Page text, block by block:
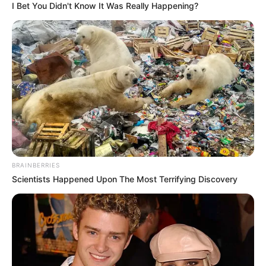
(foto: instagram/jella_h)
Daftar isi
I Bet You Didn't Know It Was Really Happening?
BRAINBERRIES
Scientists Happened Upon The Most Terrifying Discovery